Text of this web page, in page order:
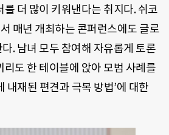
를 더 많이 키워낸다는 취지다. 쉬코
매년 개최하는 콘퍼런스에도 글로
. 남녀 모두 참여해 자유롭게 토론
리도 한 테이블에 앉아 모범 사례를
내재된 편견과 극복 방법’에 대한